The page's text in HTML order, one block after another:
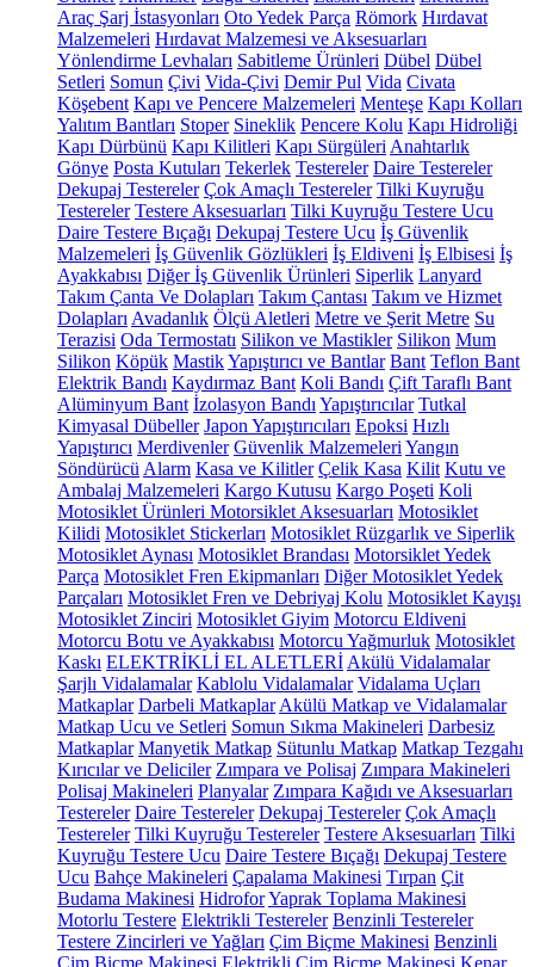
Araç Şarj İstasyonları Oto Yedek Parça Römork Hırdavat
Malzemeleri Hırdavat Malzemesi ve Aksesuarları
Yönlendirme Levhaları Sabitleme Ürünleri Dübel Dübel
Setleri Somun Çivi Vida-Çivi Demir Pul Vida Civata
Köşebent Kapı ve Pencere Malzemeleri Menteşe Kapı Kolları
Yalıtım Bantları Stoper Sineklik Pencere Kolu Kapı Hidroliği
Kapı Dürbünü Kapı Kilitleri Kapı Sürgüleri Anahtarlık
Gönye Posta Kutuları Tekerlek Testereler Daire Testereler
Dekupaj Testereler Çok Amaçlı Testereler Tilki Kuyruğu
Testereler Testere Aksesuarları Tilki Kuyruğu Testere Ucu
Daire Testere Bıçağı Dekupaj Testere Ucu İş Güvenlik
Malzemeleri İş Güvenlik Gözlükleri İş Eldiveni İş Elbisesi İş
Ayakkabısı Diğer İş Güvenlik Ürünleri Siperlik Lanyard
Takım Çanta Ve Dolapları Takım Çantası Takım ve Hizmet
Dolapları Avadanlık Ölçü Aletleri Metre ve Şerit Metre Su
Terazisi Oda Termostatı Silikon ve Mastikler Silikon Mum
Silikon Köpük MastikYapıştırıcı ve Bantlar Bant Teflon Bant
Elektrik Bandı Kaydırmaz Bant Koli Bandı Çift Taraflı Bant
Alüminyum Bant İzolasyon Bandı Yapıştırıcılar Tutkal
Kimyasal Dübeller Japon Yapıştırıcıları Epoksi Hızlı
Yapıştırıcı Merdivenler Güvenlik Malzemeleri Yangın
Söndürücü Alarm Kasa ve Kilitler Çelik Kasa Kilit Kutu ve
Ambalaj Malzemeleri Kargo Kutusu Kargo Poşeti Koli
Motosiklet Ürünleri Motorsiklet Aksesuarları Motosiklet
Kilidi Motosiklet Stickerları Motosiklet Rüzgarlık ve Siperlik
Motosiklet Aynası Motosiklet Brandası Motorsiklet Yedek
Parça Motosiklet Fren Ekipmanları Diğer Motosiklet Yedek
Parçaları Motosiklet Fren ve Debriyaj Kolu Motosiklet Kayışı
Motosiklet Zinciri Motosiklet Giyim Motorcu Eldiveni
Motorcu Botu ve Ayakkabısı Motorcu Yağmurluk Motosiklet
Kaskı ELEKTRİKLİ EL ALETLERİ Akülü Vidalamalar
Şarjlı Vidalamalar Kablolu Vidalamalar Vidalama Uçları
Matkaplar Darbeli Matkaplar Akülü Matkap ve Vidalamalar
Matkap Ucu ve Setleri Somun Sıkma Makineleri Darbesiz
Matkaplar Manyetik Matkap Sütunlu Matkap Matkap Tezgahı
Kırıcılar ve Deliciler Zımpara ve Polisaj Zımpara Makineleri
Polisaj Makineleri Planyalar Zımpara Kağıdı ve Aksesuarları
Testereler Daire Testereler Dekupaj Testereler Çok Amaçlı
Testereler Tilki Kuyruğu Testereler Testere Aksesuarları Tilki
Kuyruğu Testere Ucu Daire Testere Bıçağı Dekupaj Testere
Ucu Bahçe Makineleri Çapalama Makinesi Tırpan Çit
Budama Makinesi HidroforYaprak Toplama Makinesi
Motorlu Testere Elektrikli Testereler Benzinli Testereler
Testere Zincirleri ve Yağları Çim Biçme Makinesi Benzinli
Çim Biçme Makinesi Elektrikli Çim Biçme Makinesi Kenar